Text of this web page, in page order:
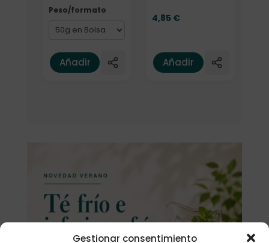
Gestionar consentimiento
Peso/formato
Añadir
4,85 €
Añadir